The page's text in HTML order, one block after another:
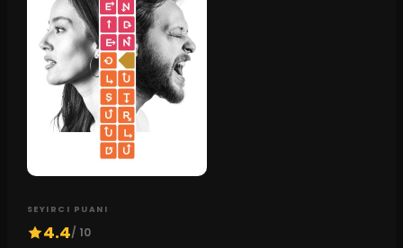
SEYIRCI PUANI
4.4/ 10